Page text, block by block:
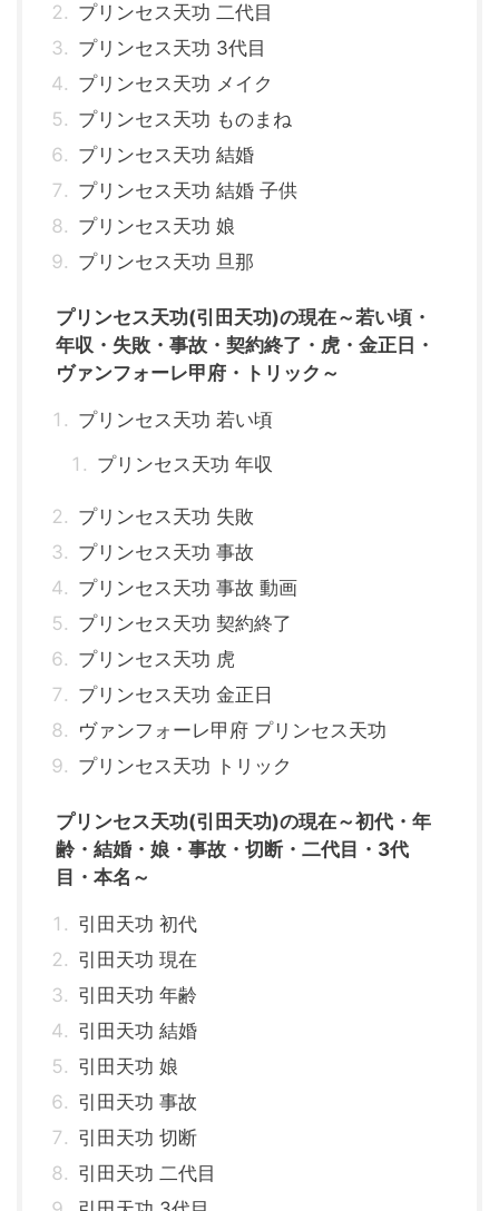
プリンセス天功 二代目
プリンセス天功 3代目
プリンセス天功 メイク
プリンセス天功 ものまね
プリンセス天功 結婚
プリンセス天功 結婚 子供
プリンセス天功 娘
プリンセス天功 旦那
プリンセス天功(引田天功)の現在～若い頃・
年収・失敗・事故・契約終了・虎・金正日・
ヴァンフォーレ甲府・トリック～
プリンセス天功 若い頃
プリンセス天功 年収
プリンセス天功 失敗
プリンセス天功 事故
プリンセス天功 事故 動画
プリンセス天功 契約終了
プリンセス天功 虎
プリンセス天功 金正日
ヴァンフォーレ甲府 プリンセス天功
プリンセス天功 トリック
プリンセス天功(引田天功)の現在～初代・年
齢・結婚・娘・事故・切断・二代目・3代
目・本名～
引田天功 初代
引田天功 現在
引田天功 年齢
引田天功 結婚
引田天功 娘
引田天功 事故
引田天功 切断
引田天功 二代目